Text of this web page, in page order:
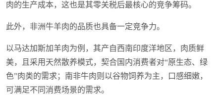
肉的生产成本，这也是其零关税后最核心的竞争筹码。
此外，非洲牛羊肉的品质也具备一定竞争力。
以马达加斯加羊肉为例，其产自西南印度洋地区，肉质鲜
美，且采用天然散养模式，契合国内消费者对“原生态、绿
色”肉类的需求；南非牛肉则以谷物饲养为主，口感细嫩，
可满足不同消费场景的需求。